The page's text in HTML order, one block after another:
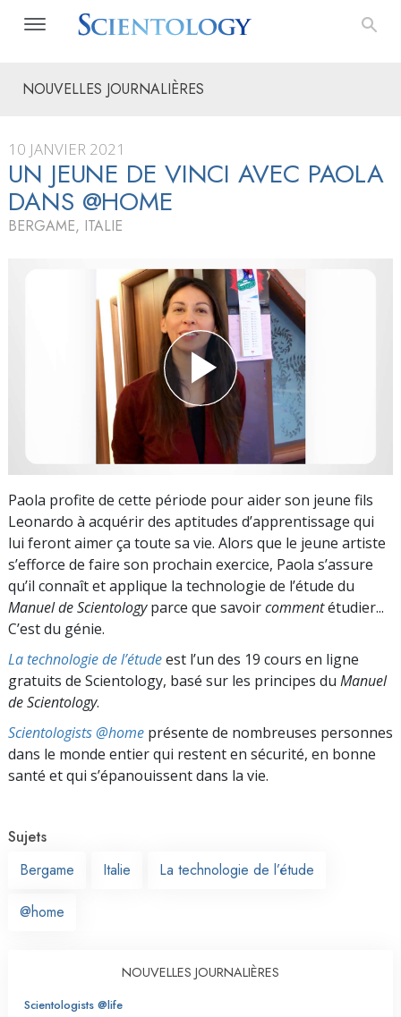
NOUVELLES JOURNALIÈRES
10 JANVIER 2021
UN JEUNE DE VINCI AVEC PAOLA
DANS @HOME
BERGAME, ITALIE
Paola profite de cette période pour aider son jeune fils
Leonardo à acquérir des aptitudes d’apprentissage qui
lui feront aimer ça toute sa vie. Alors que le jeune artiste
s’efforce de faire son prochain exercice, Paola s’assure
qu’il connaît et applique la technologie de l’étude du
Manuel de Scientologyparce que savoircommentétudier...
C’est du génie.
La technologie de l’étudeest l’un des 19 cours en ligne
gratuits de Scientology, basé sur les principes du Manuel
de Scientology.
Scientologists @home présente de nombreuses personnes
dans le monde entier qui restent en sécurité, en bonne
santé et qui s’épanouissent dans la vie.
Sujets
Bergame
Italie La technologie de l’étude
@home
NOUVELLES JOURNALIÈRES
Scientologists @life